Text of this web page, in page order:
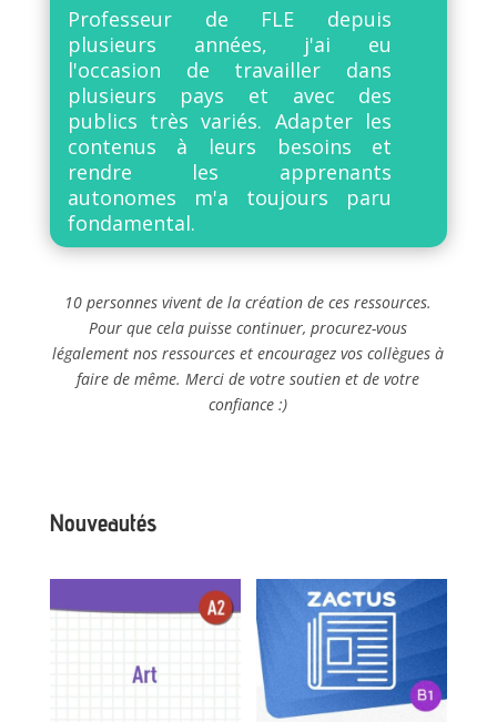
Professeur de FLE depuis
plusieurs années, j'ai eu
l'occasion de travailler dans
plusieurs pays et avec des
publics très variés. Adapter les
contenus à leurs besoins et
rendre les apprenants
autonomes m'a toujours paru
fondamental.
10 personnes vivent de la création de ces ressources.
Pour que cela puisse continuer, procurez-vous
légalement nos ressources et encouragez vos collègues à
faire de même. Merci de votre soutien et de votre
confiance :)
Nouveautés